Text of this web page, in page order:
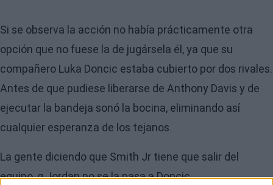
Si se observa la acción no había prácticamente otra
opción que no fuese la de jugársela él, ya que su
compañero Luka Doncic estaba cubierto por dos rivales.
Antes de que pudiese liberarse de Anthony Davis y de
ejecutar la bandeja sonó la bocina, eliminando así
cualquier esperanza de los tejanos.
La gente diciendo que Smith Jr tiene que salir del
equipo, q Jordan no se la pasa a Doncic...